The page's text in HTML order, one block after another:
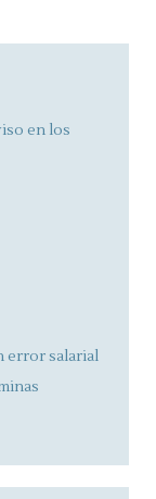
en los
error salarial